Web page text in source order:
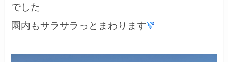
でした
園内もサラサラっとまわります